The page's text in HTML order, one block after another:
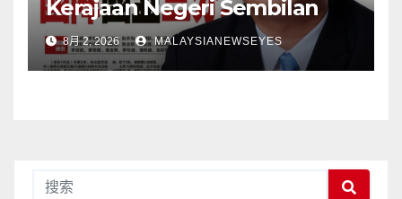
Kerajaan Negeri Sembilan
Adalah Undi Tidak Percaya
Terhadap Pentadbiran
Anwar Harga Barang
8月 2, 2026 MALAYSIANEWSEYES